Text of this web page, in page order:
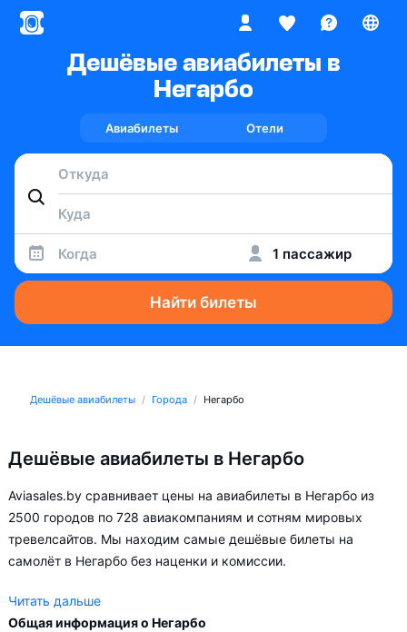
Дешёвые авиабилеты в
Негарбо
Авиабилеты Отели
Когда 1 пассажир
Найти билеты
Дешёвые авиабилеты Города Негарбо
Дешёвые авиабилеты в Негарбо
Aviasales.by сравнивает цены на авиабилеты в Негарбо из
2500 городов по 728 авиакомпаниям и сотням мировых
тревелсайтов. Мы находим самые дешёвые билеты на
самолёт в Негарбо без наценки и комиссии.
Читать дальше
Общая информация о Негарбо